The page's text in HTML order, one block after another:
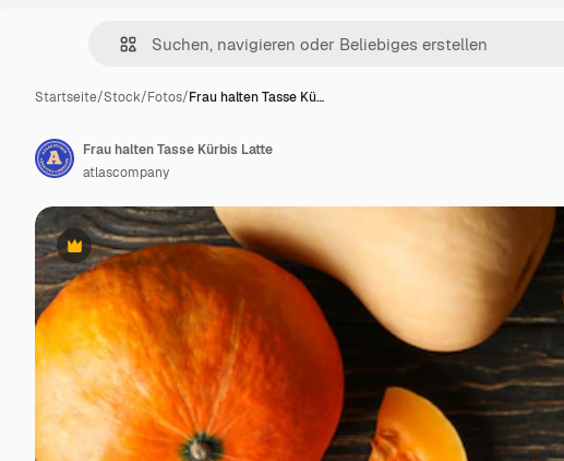
Startseite/Stock/Fotos/Frau halten Tasse Kü…
Premium
Frau halten Tasse Kürbis Latte
atlascompany